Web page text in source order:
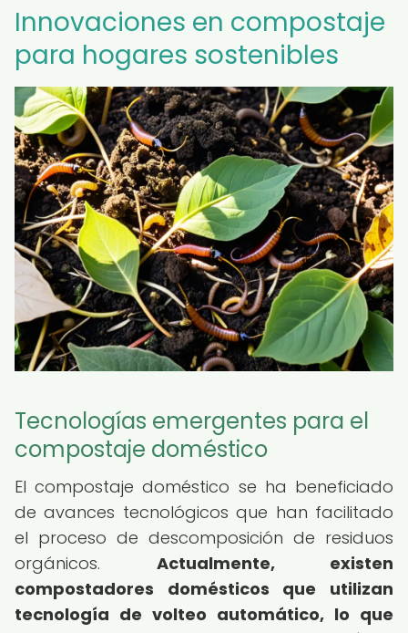
Innovaciones en compostaje
para hogares sostenibles
Tecnologías emergentes para el
compostaje doméstico
El compostaje doméstico se ha beneficiado
de avances tecnológicos que han facilitado
el proceso de descomposición de residuos
orgánicos. Actualmente, existen
compostadores domésticos que utilizan
tecnología de volteo automático, lo que